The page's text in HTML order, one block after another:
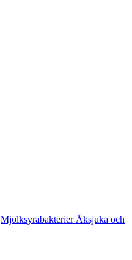
Mjölksyrabakterier Åksjuka och